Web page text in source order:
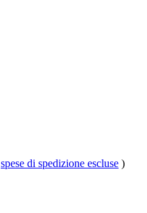
spese di spedizione escluse )